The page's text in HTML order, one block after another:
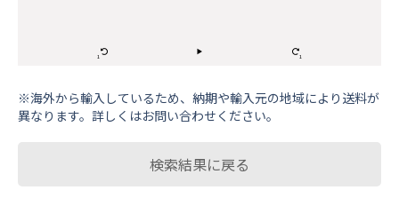
※海外から輸⼊しているため、納期や輸⼊元の地域により送料が
異なります。詳しくはお問い合わせください。
検索結果に戻る